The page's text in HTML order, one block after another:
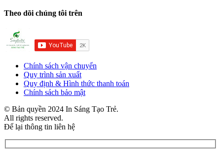
Theo dõi chúng tôi trên
Chính sách vận chuyển
Quy trình sản xuất
Quy định & Hình thức thanh toán
Chính sách bảo mật
© Bản quyền 2024 In Sáng Tạo Trẻ.
All rights reserved.
Để lại thông tin liên hệ